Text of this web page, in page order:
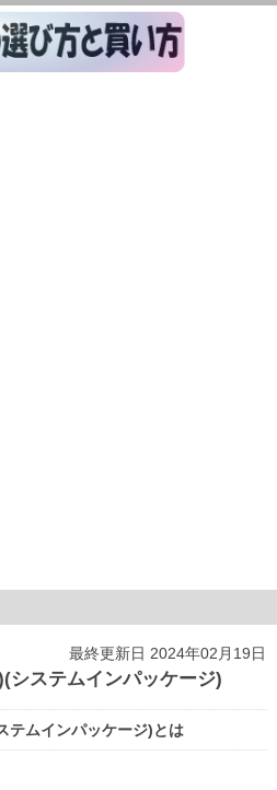
最終更新日 2024年02月19日
ステムインパッケージ)
ムインパッケージ)とは